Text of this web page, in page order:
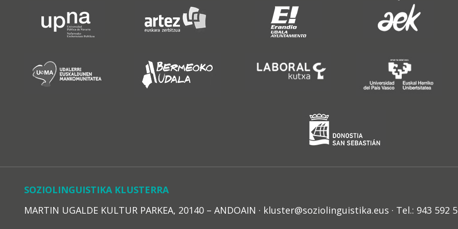
SOZIOLINGUISTIKA KLUSTERRA
MARTIN UGALDE KULTUR PARKEA, 20140 – ANDOAIN · kluster@soziolinguistika.eus · Tel.: 943 592